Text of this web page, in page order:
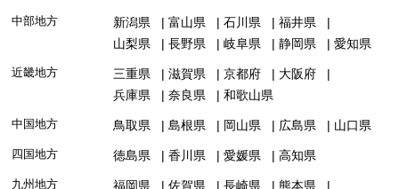
中部地方 新潟県 富山県 石川県
福井県
山梨県
長野県 岐阜県 静岡県 愛知県
近畿地方 三重県 滋賀県 京都府
大阪府
兵庫県
奈良県 和歌山県
中国地方 鳥取県 島根県 岡山県 広島県 山口県
四国地方 徳島県 香川県 愛媛県 高知県
九州地方 福岡県 佐賀県 長崎県
熊本県